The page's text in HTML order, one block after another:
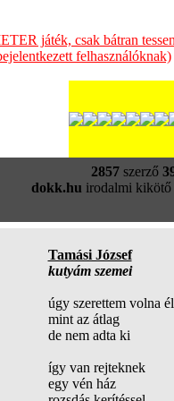
játék, csak bátran
felhasználóknak)
2857szerző
dokk.hu irodalmi kikötő
Tamási József
kutyám szemei
úgy szerettem volna
mint az átlag
de nem adta ki
így van rejteknek
egy vén ház